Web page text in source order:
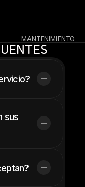
MANTENIMIENTO
sus